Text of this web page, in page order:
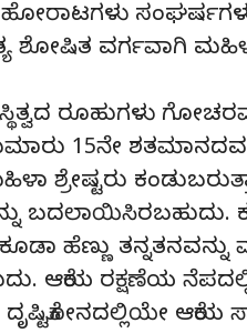
ಹೋರಾಟಗಳು
ಶೋಷಿತ ವರ್ಗವಾಗಿ
ರೂಹುಗಳು
15ನೇ
ಶ್ರೇಷ್ಟರು
ಬದಲಾಯಿಸಿರಬಹುದು.
ಹೆಣ್ಣು
ಆಕೆಯ ರಕ್ಷಣೆಯ
ಆಕೆಯ